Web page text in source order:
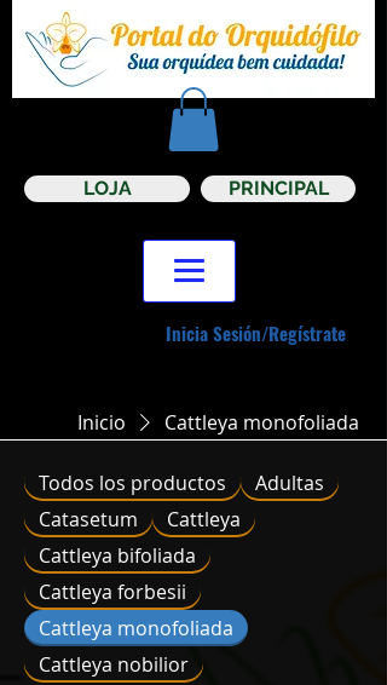
Inicia Sesión/Regístrate
LOJA PRINCIPAL
Inicio Cattleya monofoliada
Todos los productos
Adultas
Catasetum
Cattleya
Cattleya bifoliada
Cattleya forbesii
Cattleya monofoliada
Cattleya nobilior